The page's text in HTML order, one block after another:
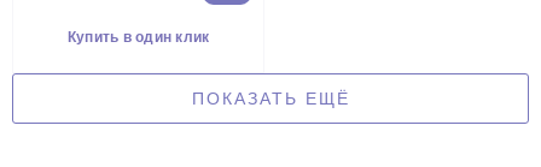
Купить в один клик
ПОКАЗАТЬ ЕЩЁ